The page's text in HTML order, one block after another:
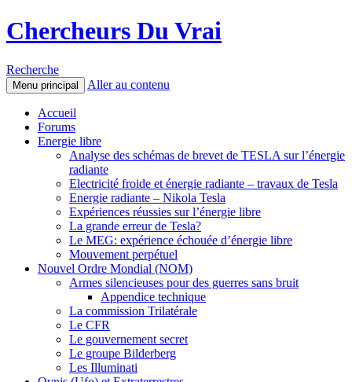
Chercheurs Du Vrai
Recherche
Menu principal Aller au contenu
Accueil
Forums
Energie libre
Analyse des schémas de brevet de TESLA sur l’énergie
radiante
Electricité froide et énergie radiante – travaux de Tesla
Energie radiante – Nikola Tesla
Expériences réussies sur l’énergie libre
La grande erreur de Tesla?
Le MEG: expérience échouée d’énergie libre
Mouvement perpétuel
Nouvel Ordre Mondial (NOM)
Armes silencieuses pour des guerres sans bruit
Appendice technique
La commission Trilatérale
Le CFR
Le gouvernement secret
Le groupe Bilderberg
Les Illuminati